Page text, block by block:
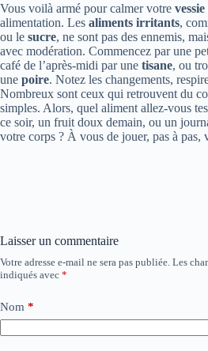
Vous voilà armé pour calmer votre vessie
alimentation. Les aliments irritants,
ou le sucre, ne sont pas des ennemis,
avec modération. Commencez par une
café de l’après-midi par une tisane, ou
une poire. Notez les changements,
Nombreux sont ceux qui retrouvent du
simples. Alors, quel aliment allez-vous
ce soir, un fruit doux demain, ou un
votre corps ? À vous de jouer, pas à pas,
Laisser un commentaire
Votre adresse e-mail ne sera pas publiée. Les
indiqués avec *
Nom *